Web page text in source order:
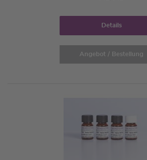
Details
Angebot / Bestellung